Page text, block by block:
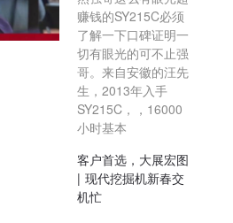
赚钱的SY215C必须
了解一下口碑证明一
切有眼光的可不止强
哥。来自安徽的汪先
生，2013年入手
SY215C，，16000
小时基本
客户首选，大展宏图
| 现代挖掘机新春交
机忙